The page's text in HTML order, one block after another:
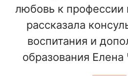
любовь к профессии
рассказала
воспитания и
образования